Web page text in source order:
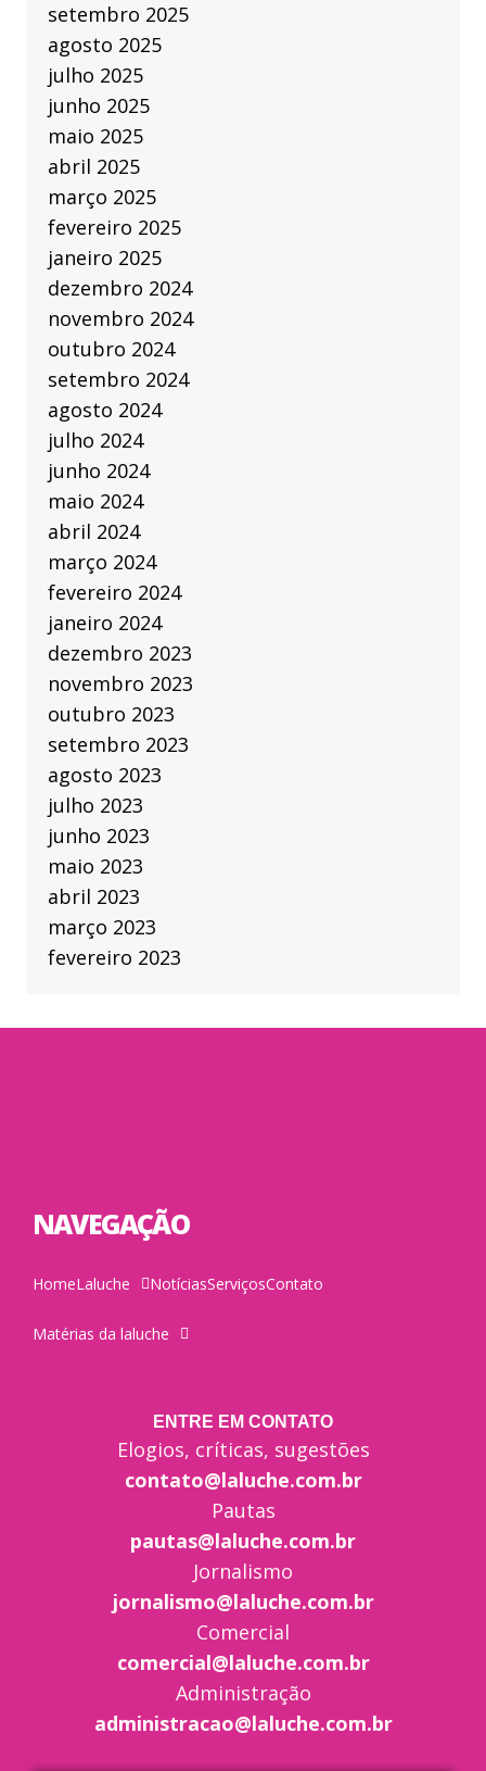
setembro 2025
agosto 2025
julho 2025
junho 2025
maio 2025
abril 2025
março 2025
fevereiro 2025
janeiro 2025
dezembro 2024
novembro 2024
outubro 2024
setembro 2024
agosto 2024
julho 2024
junho 2024
maio 2024
abril 2024
março 2024
fevereiro 2024
janeiro 2024
dezembro 2023
novembro 2023
outubro 2023
setembro 2023
agosto 2023
julho 2023
junho 2023
maio 2023
abril 2023
março 2023
fevereiro 2023
NAVEGAÇÃO
HomeLaluche NotíciasServiçosContato
Matérias da laluche
ENTRE EM CONTATO
Elogios, críticas, sugestões
contato@laluche.com.br
Pautas
pautas@laluche.com.br
Jornalismo
jornalismo@laluche.com.br
Comercial
comercial@laluche.com.br
Administração
administracao@laluche.com.br